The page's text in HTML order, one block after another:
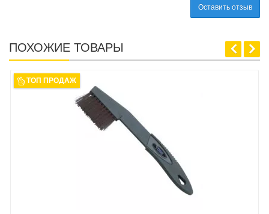
Оставить отзыв
ПОХОЖИЕ ТОВАРЫ
ТОП ПРОДАЖ